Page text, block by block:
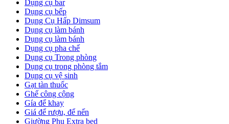
Dụng cụ bar
Dụng cụ bếp
Dụng Cụ Hấp Dimsum
Dụng cụ làm bánh
Dụng cụ làm bánh
Dụng cụ pha chế
Dụng cụ Trong phòng
Dụng cụ trong phòng tắm
Dụng cụ vệ sinh
Gạt tàn thuốc
Ghế công cộng
Gía để khay
Giá để rượu, để nến
Giường Phụ Extra bed